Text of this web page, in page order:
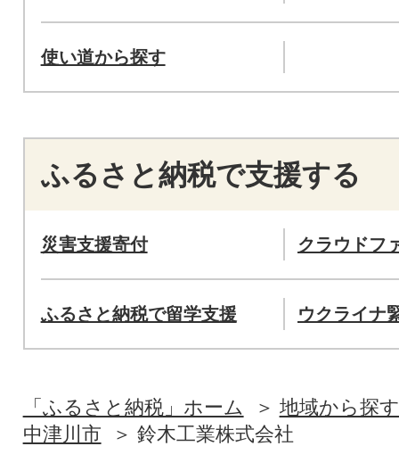
使い道から探す
ふるさと納税で支援する
災害支援寄付 クラウドフ
ふるさと納税で留学支援 ウクライナ
「ふるさと納税」ホーム
地域から探す
中津川市
鈴木工業株式会社